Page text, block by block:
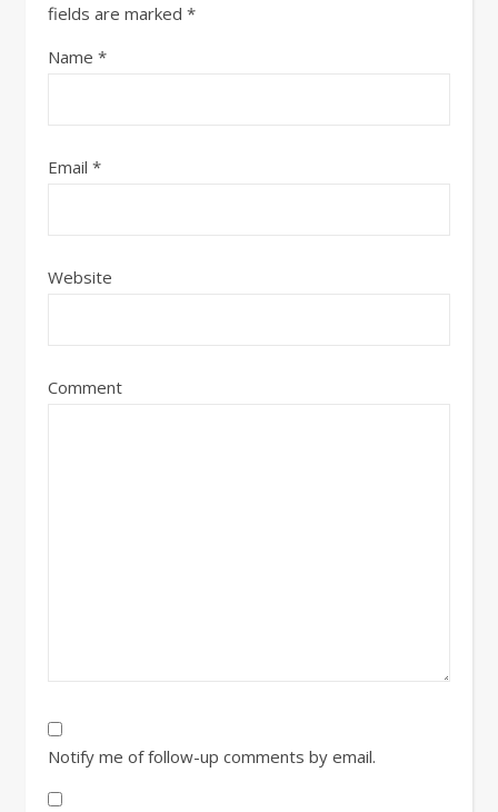
fields are marked *
Name *
Email *
Website
Comment
Notify me of follow-up comments by email.